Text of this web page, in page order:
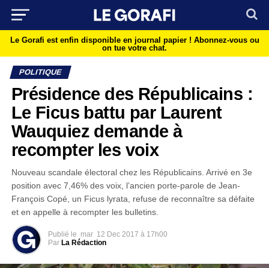
Le Gorafi est enfin disponible en journal papier ! Abonnez-vous ou
on tue votre chat.
POLITIQUE
Présidence des Républicains :
Le Ficus battu par Laurent
Wauquiez demande à
recompter les voix
Nouveau scandale électoral chez les Républicains. Arrivé en 3e
position avec 7,46% des voix, l’ancien porte-parole de Jean-
François Copé, un Ficus lyrata, refuse de reconnaître sa défaite
et en appelle à recompter les bulletins.
Publié le mar 12 Dec 2017 à 17h00
Par La Rédaction